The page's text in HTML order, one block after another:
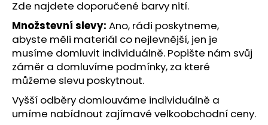
Zde najdete doporučené barvy nití.
Množstevní slevy: Ano, rádi poskytneme,
abyste měli materiál co nejlevnější, jen je
musíme domluvit individuálně. Popište nám svůj
záměr a domluvíme podmínky, za které
můžeme slevu poskytnout.
Vyšší odběry domlouváme individuálně a
umíme nabídnout zajímavé velkoobchodní ceny.
u
j
e
m
e